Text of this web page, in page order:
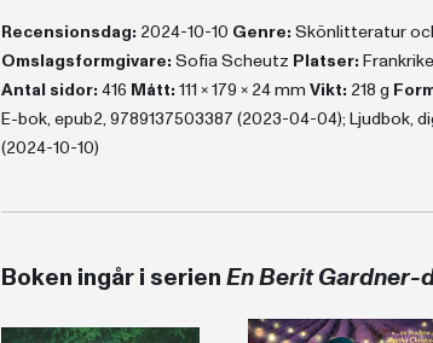
Recensionsdag: 2024-10-10 Genre: Skönlitteratur
Omslagsformgivare: Sofia Scheutz Platser:
Antal sidor: 416 Mått: 111 x 179 x 24 mm Vikt: 218 g
E-bok, epub2, 9789137503387 (2023-04-04); Ljudbok,
(2024-10-10)
Boken ingår i serienEn Berit Gardner-